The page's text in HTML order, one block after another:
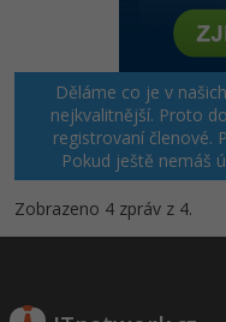
Windows
Linux
Sítě
Kybernetická
Děláme co je v
nejkvalitnější. Proto
registrovaní členové.
Pokud ještě nemáš
Zobrazeno 4 zpráv z 4.